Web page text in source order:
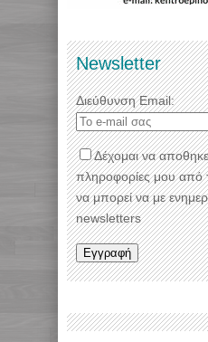
Newsletter
Διεύθυνση Email:
Δέχομαι να
πληροφορίες μου από
να μπορεί να με
newsletters